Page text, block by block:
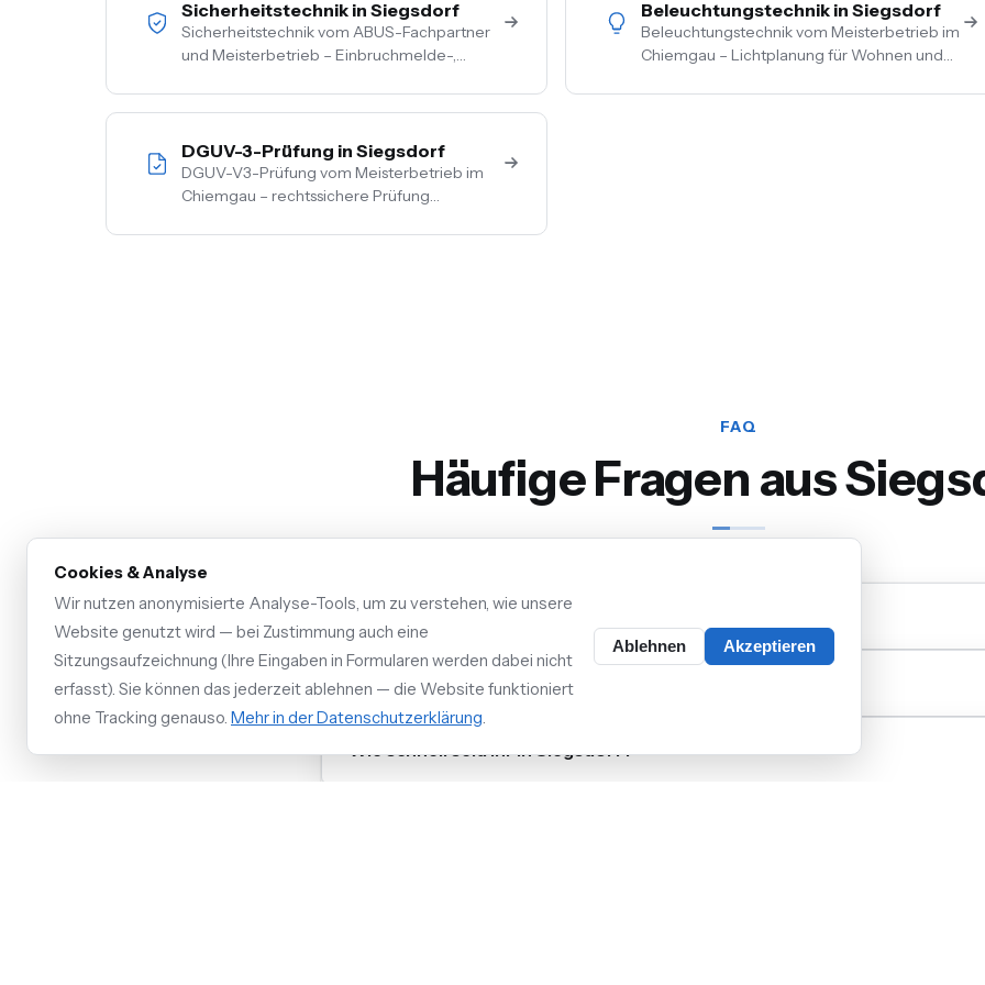
Sicherheitstechnik in Siegsdorf
Sicherheitstechnik vom ABUS-Fachpartner
und Meisterbetrieb – Einbruchmelde-,
Begehung.
Beleuchtungstechnik in Siegsdorf
Beleuchtungstechnik vom Meisterbetrieb im
Chiemgau – Lichtplanung für Wohnen und
DGUV-3-Prüfung in Siegsdorf
DGUV-V3-Prüfung vom Meisterbetrieb im
Chiemgau – rechtssichere Prüfung
FAQ
Häufige Fragen aus
Übernehmt ihr die Anmeldung beim Netzbetreiber?
Was kostet ein erstes Beratungsgespräch?
Wie schnell seid ihr in Siegsdorf?
Cookies & Analyse
Wir nutzen anonymisierte Analyse-Tools, um zu verstehen, wie unsere
Website genutzt wird — bei Zustimmung auch eine
Sitzungsaufzeichnung (Ihre Eingaben in Formularen werden dabei nicht
erfasst). Sie können das jederzeit ablehnen — die Website funktioniert
ohne Tracking genauso. Mehr in der Datenschutzerklärung.
Ablehnen Akzeptieren